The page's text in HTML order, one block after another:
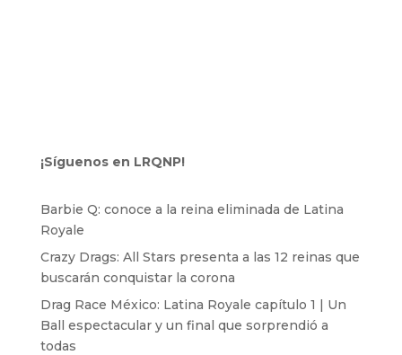
¡Síguenos en LRQNP!
Barbie Q: conoce a la reina eliminada de Latina
Royale
Crazy Drags: All Stars presenta a las 12 reinas que
buscarán conquistar la corona
Drag Race México: Latina Royale capítulo 1 | Un
Ball espectacular y un final que sorprendió a
todas